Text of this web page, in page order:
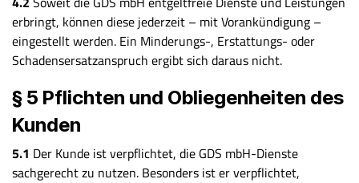
erbringt, können diese jederzeit – mit Vorankündigung –
eingestellt werden. Ein Minderungs-, Erstattungs- oder
Schadensersatzanspruch ergibt sich daraus nicht.
§ 5 Pflichten und Obliegenheiten des
Kunden
5.1 Der Kunde ist verpflichtet, die GDS mbH-Dienste
sachgerecht zu nutzen. Besonders ist er verpflichtet,